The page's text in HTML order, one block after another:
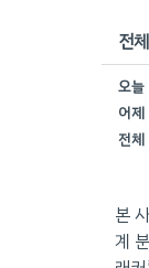
전
오늘
어제
전체
본
계